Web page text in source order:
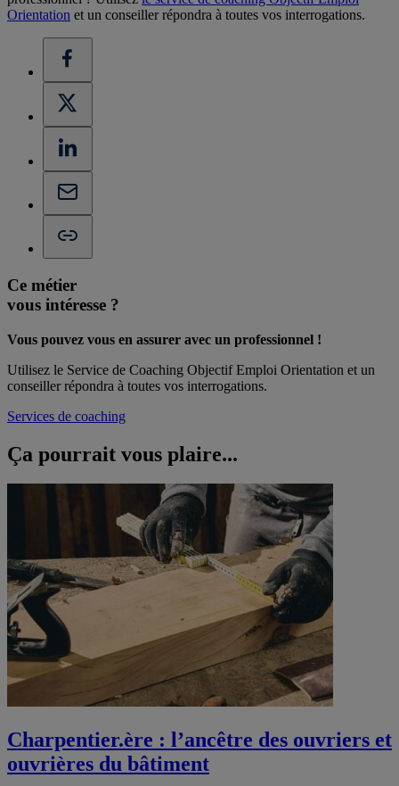
Orientation et un conseiller répondra à toutes vos interrogations.
Ce métier
vous intéresse ?
Vous pouvez vous en assurer avec un professionnel !
Utilisez le Service de Coaching Objectif Emploi Orientation et un
conseiller répondra à toutes vos interrogations.
Services de coaching
Ça pourrait vous plaire...
Charpentier.ère : l’ancêtre des ouvriers et
ouvrières du bâtiment